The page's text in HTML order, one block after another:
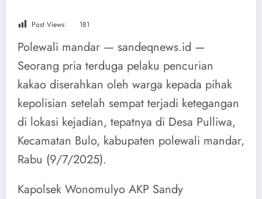
Post Views: 181
Polewali mandar — sandeqnews.id —
Seorang pria terduga pelaku pencurian
kakao diserahkan oleh warga kepada pihak
kepolisian setelah sempat terjadi ketegangan
di lokasi kejadian, tepatnya di Desa Pulliwa,
Kecamatan Bulo, kabupaten polewali mandar,
Rabu (9/7/2025).
Kapolsek Wonomulyo AKP Sandy